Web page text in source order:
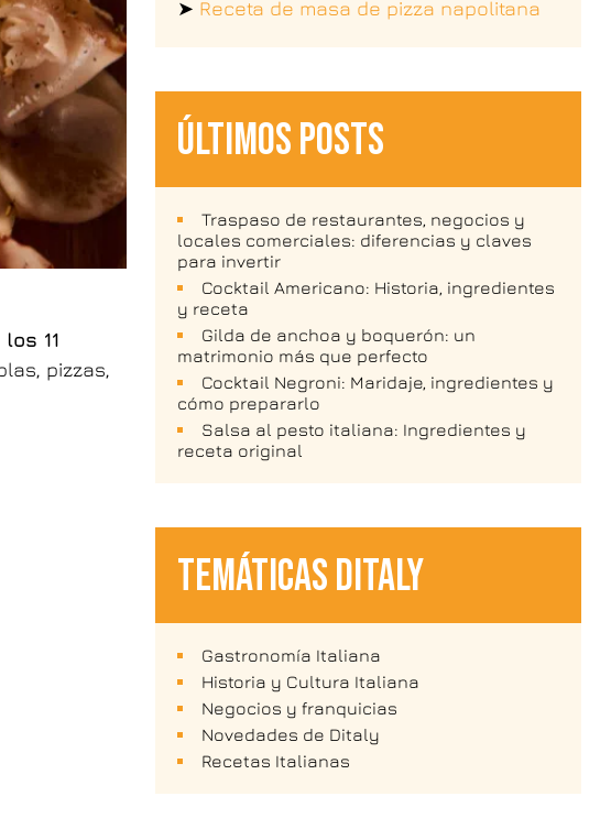
11
pizzas,
➤ Receta de masa de pizza napolitana
ÚLTIMOS POSTS
Traspaso de restaurantes, negocios y
locales comerciales: diferencias y claves
para invertir
Cocktail Americano: Historia, ingredientes
y receta
Gilda de anchoa y boquerón: un
matrimonio más que perfecto
Cocktail Negroni: Maridaje, ingredientes y
cómo prepararlo
Salsa al pesto italiana: Ingredientes y
receta original
TEMÁTICAS DITALY
Gastronomía Italiana
Historia y Cultura Italiana
Negocios y franquicias
Novedades de Ditaly
Recetas Italianas